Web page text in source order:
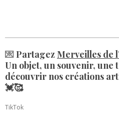
💌Partagez Merveilles de
Un objet, un souvenir, une
découvrir nos créations
💓🥰
TikTok